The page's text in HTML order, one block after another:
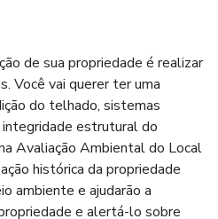
de sua propriedade é realizar
Você vai querer ter uma
do telhado, sistemas
integridade estrutural do
Avaliação Ambiental do Local
histórica da propriedade
ambiente e ajudarão a
e alertá-lo sobre